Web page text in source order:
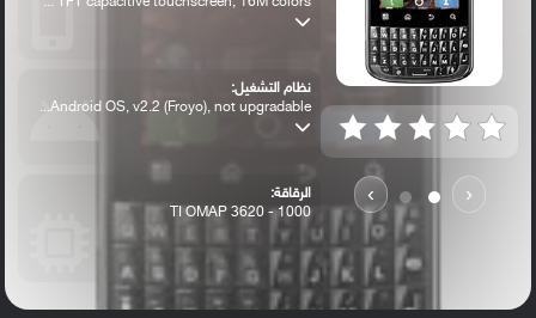
‹
›
نظام التشغيل:
Android OS, v2.2 (Froyo), not upgradable...
الرقاقة:
TI OMAP 3620 - 1000
الرام / التخزين: